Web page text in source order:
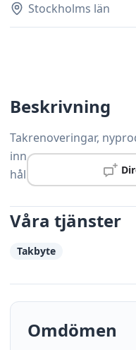
Stockholms län
Beskrivning
Takrenoveringar,
innergårdar – vårt
hållbara resultat.
Våra tjänster
Takbyte
Omdömen